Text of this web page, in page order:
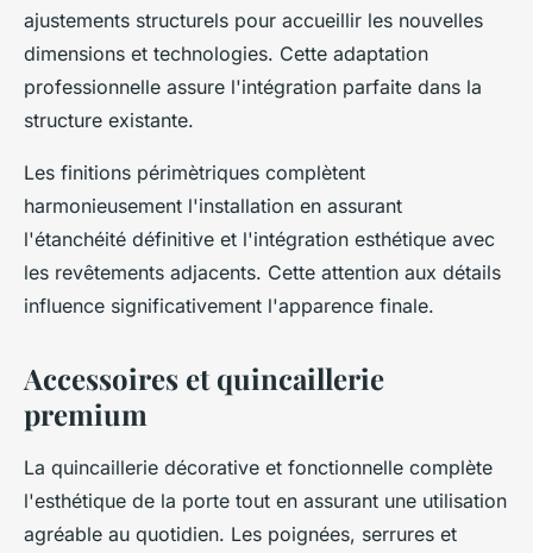
ajustements structurels pour accueillir les nouvelles
dimensions et technologies. Cette adaptation
professionnelle assure l'intégration parfaite dans la
structure existante.
Les finitions périmètriques complètent
harmonieusement l'installation en assurant
l'étanchéité définitive et l'intégration esthétique avec
les revêtements adjacents. Cette attention aux détails
influence significativement l'apparence finale.
Accessoires et quincaillerie
premium
La quincaillerie décorative et fonctionnelle complète
l'esthétique de la porte tout en assurant une utilisation
agréable au quotidien. Les poignées, serrures et